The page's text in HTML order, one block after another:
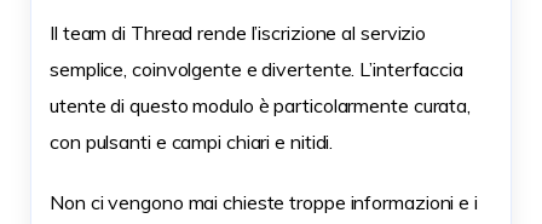
Il team di Thread rende l’iscrizione al servizio
semplice, coinvolgente e divertente. L’interfaccia
utente di questo modulo è particolarmente curata,
con pulsanti e campi chiari e nitidi.
Non ci vengono mai chieste troppe informazioni e i